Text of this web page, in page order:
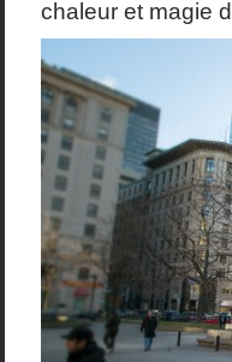
chaleur et magie